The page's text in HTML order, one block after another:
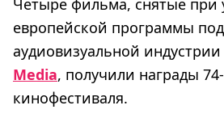
Четыре фильма, снятые при
европейской программы
аудиовизуальной индустрии
Media, получили награды
кинофестиваля.